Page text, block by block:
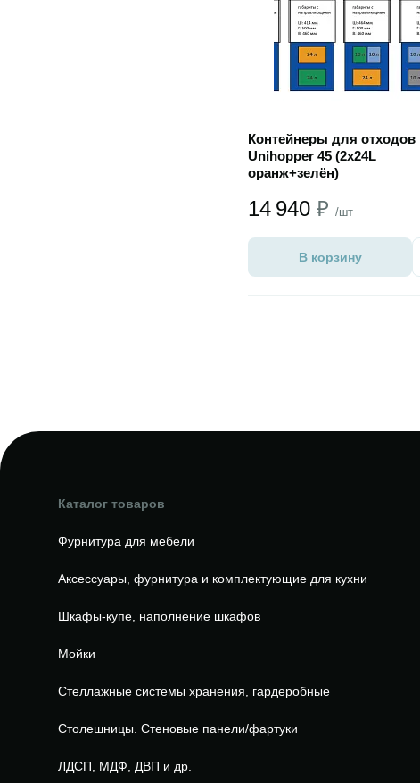
Контейнеры для отходов
Unihopper 45 (2х24L
оранж+зелён)
14 940 ₽ /шт
В корзину
Каталог товаров
Фурнитура для мебели
Аксессуары, фурнитура и комплектующие для кухни
Шкафы-купе, наполнение шкафов
Мойки
Стеллажные системы хранения, гардеробные
Столешницы. Стеновые панели/фартуки
ЛДСП, МДФ, ДВП и др.